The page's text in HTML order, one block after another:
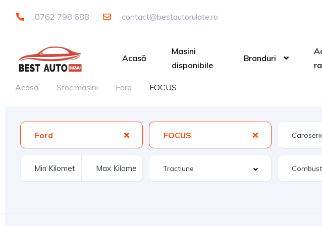
0762 798 688 contact@bestautorulate.ro
Acasă
Masini
disponibile
Branduri
Acasă Stoc mașini Ford FOCUS
Ford FOCUS